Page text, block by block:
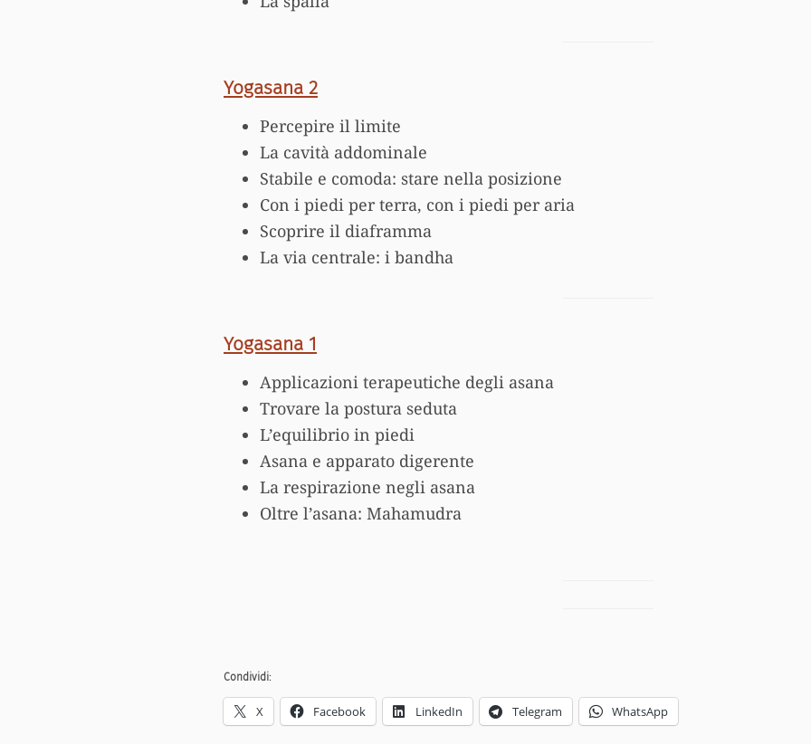
Yogasana 2
Percepire il limite
La cavità addominale
Stabile e comoda: stare nella posizione
Con i piedi per terra, con i piedi per aria
Scoprire il diaframma
La via centrale: i bandha
Yogasana 1
Applicazioni terapeutiche degli asana
Trovare la postura seduta
L’equilibrio in piedi
Asana e apparato digerente
La respirazione negli asana
Oltre l’asana: Mahamudra
Condividi:
X Facebook LinkedIn Telegram WhatsApp